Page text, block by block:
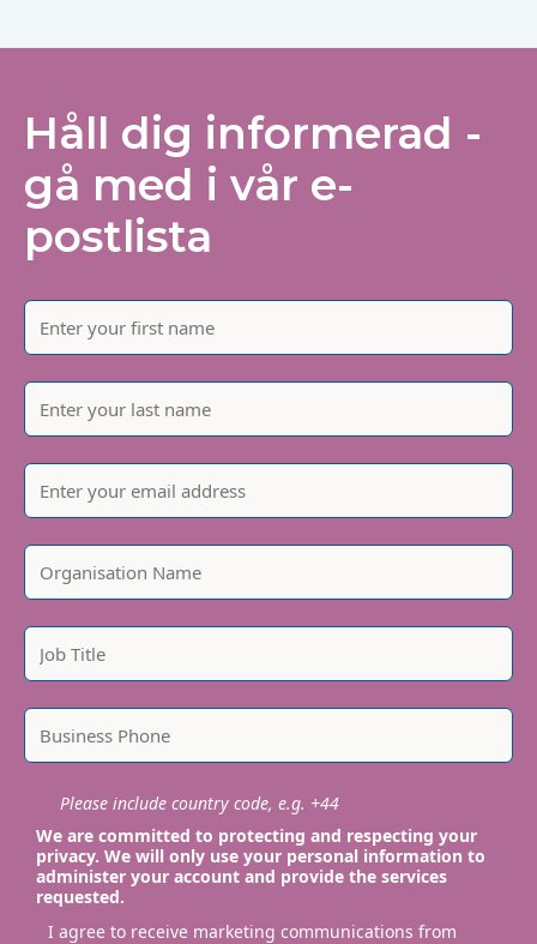
Håll dig informerad -
gå med i vår e-
postlista
Please include country code, e.g. +44
We are committed to protecting and respecting your
privacy. We will only use your personal information to
administer your account and provide the services
requested.
I agree to receive marketing communications from